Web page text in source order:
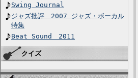
Swing Journal
ジャズ批評 2007 ジャズ・ボーカル
特集
Beat Sound 2011
クイズ